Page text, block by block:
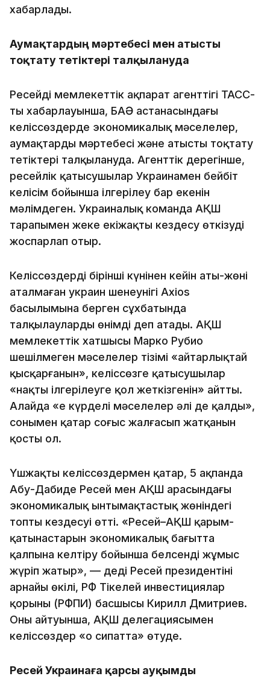
хабарлады.
Аумақтардың мәртебесі мен атысты
тоқтату тетіктері талқылануда
Ресейдің мемлекеттік ақпарат агенттігі ТАСС-
тың хабарлауынша, БАӘ астанасындағы
келіссөздерде экономикалық мәселелер,
аумақтардың мәртебесі және атысты тоқтату
тетіктері талқылануда. Агенттік дерегінше,
ресейлік қатысушылар Украинамен бейбіт
келісім бойынша ілгерілеу бар екенін
мәлімдеген. Украиналық команда АҚШ
тарапымен жеке екіжақты кездесу өткізуді
жоспарлап отыр.
Келіссөздердің бірінші күнінен кейін аты-жөні
аталмаған украин шенеунігі Axios
басылымына берген сұхбатында
талқылауларды өнімді деп атады. АҚШ
мемлекеттік хатшысы Марко Рубио
шешілмеген мәселелер тізімі «айтарлықтай
қысқарғанын», келіссөзге қатысушылар
«нақты ілгерілеуге қол жеткізгенін» айтты.
Алайда «ең күрделі мәселелер әлі де қалды»,
сонымен қатар соғыс жалғасып жатқанын
қосты ол.
Үшжақты келіссөздермен қатар, 5 ақпанда
Абу-Дабиде Ресей мен АҚШ арасындағы
экономикалық ынтымақтастық жөніндегі
топтың кездесуі өтті. «Ресей–АҚШ қарым-
қатынастарын экономикалық бағытта
қалпына келтіру бойынша белсенді жұмыс
жүріп жатыр», — деді Ресей президентінің
арнайы өкілі, РФ Тікелей инвестициялар
қорының (РФПИ) басшысы Кирилл Дмитриев.
Оның айтуынша, АҚШ делегациясымен
келіссөздер «оң сипатта» өтуде.
Ресей Украинаға қарсы ауқымды